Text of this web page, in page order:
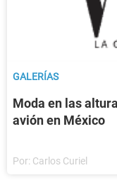
GALERÍAS
Moda en las
avión en México
Por: Carlos Curiel